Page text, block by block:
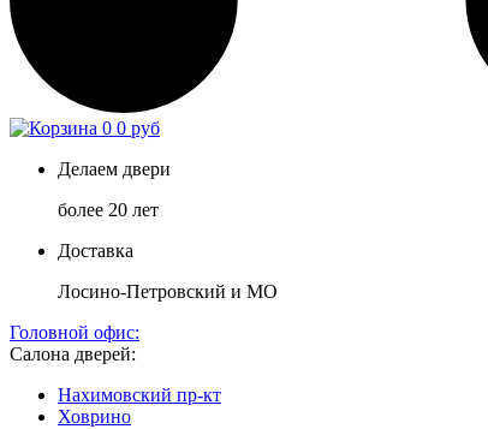
0 0 руб
Делаем двери
более 20 лет
Доставка
Лосино-Петровский и МО
Головной офис:
Салона дверей:
Нахимовский пр-кт
Ховрино